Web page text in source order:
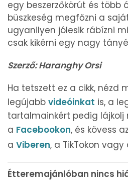
egy beszerzőkörút és több
büszkeség megfőzni a
ugyanilyen jólesik rábízni
csak kikérni egy nagy
Szerző: Haranghy Orsi
Ha tetszett ez a cikk, nézd
legújabb videóinkat is, a
tartalmainkért pedig lájkolj
a Facebookon, és kövess az
a Viberen, a TikTokon vagy
Étteremajánlóban nincs